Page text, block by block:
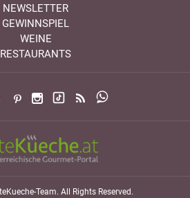
NEWSLETTER
GEWINNSPIEL
WEINE
RESTAURANTS
Team. All Rights Reserved.